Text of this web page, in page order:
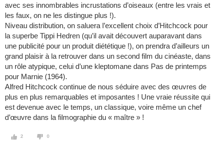
avec ses innombrables incrustations d’oiseaux (entre les vrais et
les faux, on ne les distingue plus !).
Niveau distribution, on saluera l’excellent choix d’Hitchcock pour
la superbe Tippi Hedren (qu’il avait découvert auparavant dans
une publicité pour un produit diététique !), on prendra d’ailleurs un
grand plaisir à la retrouver dans un second film du cinéaste, dans
un rôle atypique, celui d’une kleptomane dans Pas de printemps
pour Marnie (1964).
Alfred Hitchcock continue de nous séduire avec des œuvres de
plus en plus remarquables et imposantes ! Une vraie réussite qui
est devenue avec le temps, un classique, voire même un chef
d’œuvre dans la filmographie du « maître » !
2 0